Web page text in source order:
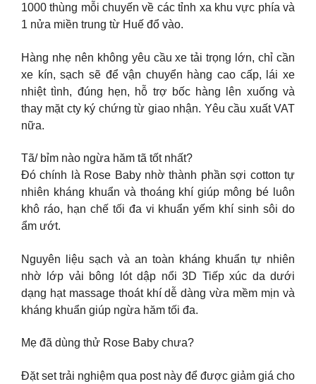
1000 thùng mỗi chuyến về các tỉnh xa khu vực phía và
1 nửa miền trung từ Huế đổ vào.
Hàng nhẹ nên không yêu cầu xe tải trọng lớn, chỉ cần
xe kín, sạch sẽ để vận chuyển hàng cao cấp, lái xe
nhiệt tình, đúng hẹn, hỗ trợ bốc hàng lên xuống và
thay mặt cty ký chứng từ giao nhận. Yêu cầu xuất VAT
nữa.
Tã/ bỉm nào ngừa hăm tã tốt nhất?
Đó chính là Rose Baby nhờ thành phần sợi cotton tự
nhiên kháng khuẩn và thoáng khí giúp mông bé luôn
khô ráo, hạn chế tối đa vi khuẩn yếm khí sinh sôi do
ẩm ướt.
Nguyên liệu sạch và an toàn kháng khuẩn tự nhiên
nhờ lớp vải bông lót dập nổi 3D Tiếp xúc da dưới
dạng hạt massage thoát khí dễ dàng vừa mềm mịn và
kháng khuẩn giúp ngừa hăm tối đa.
Mẹ đã dùng thử Rose Baby chưa?
Đặt set trải nghiệm qua post này để được giảm giá cho